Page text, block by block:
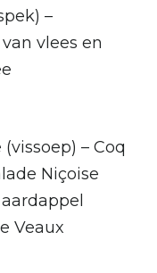
–
vlees en
– Coq
Niçoise
Veaux